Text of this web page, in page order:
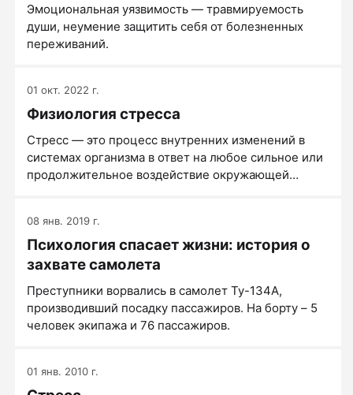
Эмоциональная уязвимость — травмируемость
души, неумение защитить себя от болезненных
переживаний.
01 окт. 2022 г.
Физиология стресса
Стресс ― это процесс внутренних изменений в
системах организма в ответ на любое сильное или
продолжительное воздействие окружающей
08 янв. 2019 г.
Психология спасает жизни: история о
захвате самолета
Преступники ворвались в самолет Ту-134А,
производивший посадку пассажиров. На борту – 5
человек экипажа и 76 пассажиров.
01 янв. 2010 г.